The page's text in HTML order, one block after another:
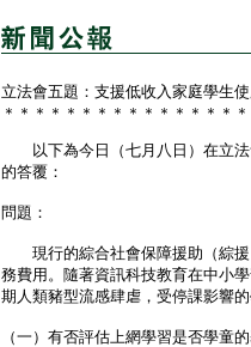
立法會五題：支援低收入家庭學生
＊＊＊＊＊＊＊＊＊＊＊＊＊＊＊
以下為今日（七月八日）在立法
的答覆：
問題：
現行的綜合社會保障援助（綜援
務費用。隨著資訊科技教育在中小
期人類豬型流感肆虐，受停課影響
（一）有否評估上網學習是否學童